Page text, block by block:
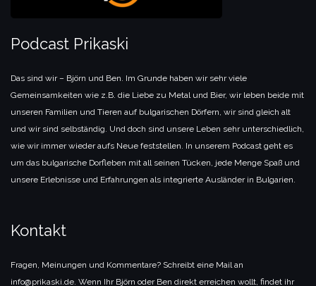
Podcast Prikaski
Das sind wir – Björn und Ben. Im Grunde haben wir sehr viele
Gemeinsamkeiten wie z.B. die Liebe zu Metal und Bier, wir leben beide mit
unseren Familien und Tieren auf bulgarischen Dörfern, wir sind gleich alt
und wir sind selbständig. Und doch sind unsere Leben sehr unterschiedlich,
wie wir immer wieder aufs Neue feststellen. In unserem Podcast geht es
um das bulgarische Dorfleben mit all seinen Tücken, jede Menge Spaß und
unsere Erlebnisse und Erfahrungen als integrierte Ausländer in Bulgarien.
Kontakt
Fragen, Meinungen und Kommentare? Schreibt eine Mail an
info@prikaski.de. Wenn Ihr Björn oder Ben direkt erreichen wollt, findet ihr